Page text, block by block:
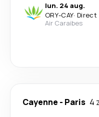
lun. 24 aug.
ORY-CAY· Direct
Air Caraibes
Cayenne - Paris 4